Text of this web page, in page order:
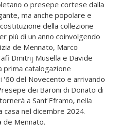
o presepe cortese dalla
ma anche popolare e
della collezione
più di un anno coinvolgendo
de Mennato, Marco
Dmitrij Musella e Davide
prima catalogazione
'60 del Novecento e arrivando
dei Baroni di Donato di
a Sant'Eframo, nella
nel dicembre 2024.
de Mennato.